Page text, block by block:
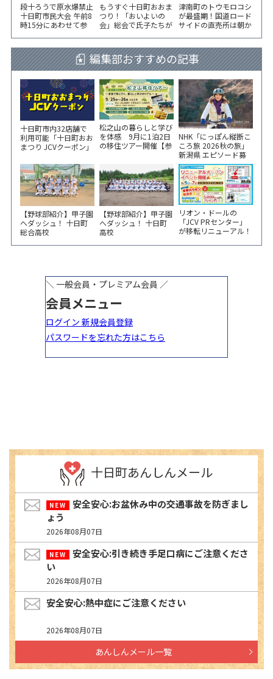
段十ろうで原水爆禁止
十日町市民大会 午前8
時15分にあわせて参
もうすぐ十日町おおま
つり！「おいよいの
会」総会で氏子たちが
津南町のトウモロコシ
が最盛期！国道ロード
サイドの直売所は朝か
編集部おすすめの記事
十日町市内32店舗で
利用可能「十日町おお
まつり JCVクーポン」
い！
松之山の暮らしと学び
を体感 9月に1泊2日
の移住ツアー開催【参
NHK「にっぽん縦断こ
ころ旅 2026秋の旅」
新潟県 エピソード募
集中！
【野球部紹介】甲子園
へダッシュ！ 十日町
総合高校
【野球部紹介】甲子園
へダッシュ！ 十日町
高校
リオン・ドールの
「JCV PRセンター」
が移転リニューアル！
ベント開催
十日町あんしんメール
安全安心:お盆休み中の交通事故を防ぎまし
ょう
2026年08月07日
安全安心:引き続き手足口病にご注意くださ
い
2026年08月07日
安全安心:熱中症にご注意ください
2026年08月07日
あんしんメール一覧